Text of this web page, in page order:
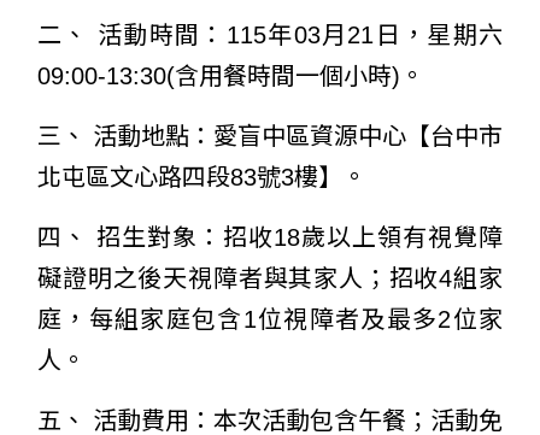
二、 活動時間：115年03月21日，星期六
09:00-13:30(含用餐時間一個小時)。
三、 活動地點：愛盲中區資源中心【台中市
北屯區文心路四段83號3樓】。
四、 招生對象：招收18歲以上領有視覺障
礙證明之後天視障者與其家人；招收4組家
庭，每組家庭包含1位視障者及最多2位家
人。
五、 活動費用：本次活動包含午餐；活動免